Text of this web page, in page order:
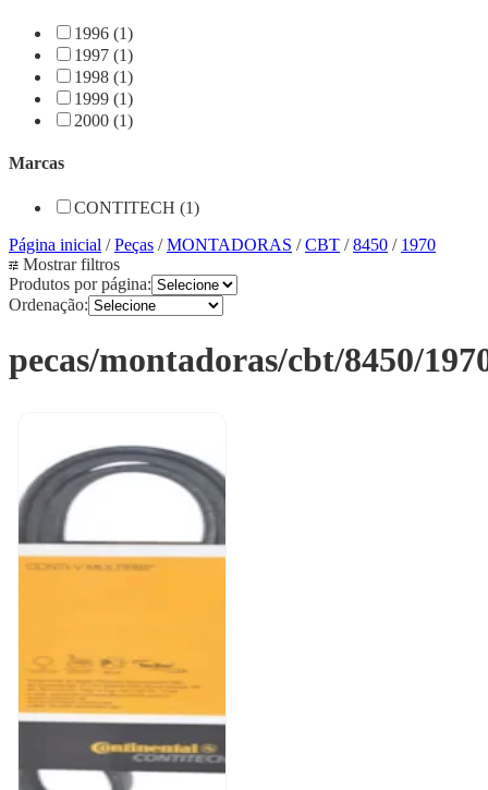
1996 (1)
1997 (1)
1998 (1)
1999 (1)
2000 (1)
Marcas
CONTITECH (1)
Página inicial /Peças /MONTADORAS /CBT /8450 / 1970
Mostrar filtros
Produtos por página:
Ordenação:
pecas/montadoras/cbt/8450/